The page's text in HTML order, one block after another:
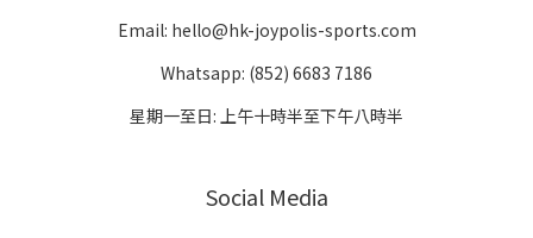
Email: hello@hk-joypolis-sports.com
Whatsapp: (852) 6683 7186
星期一至日: 上午十時半至下午八時半
Social Media